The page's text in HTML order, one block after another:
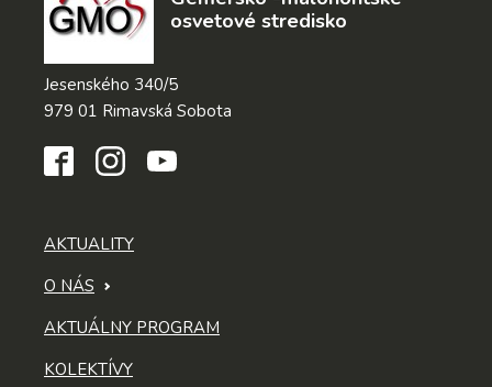
osvetové stredisko
Jesenského 340/5
979 01 Rimavská Sobota
AKTUALITY
O NÁS
AKTUÁLNY PROGRAM
KOLEKTÍVY